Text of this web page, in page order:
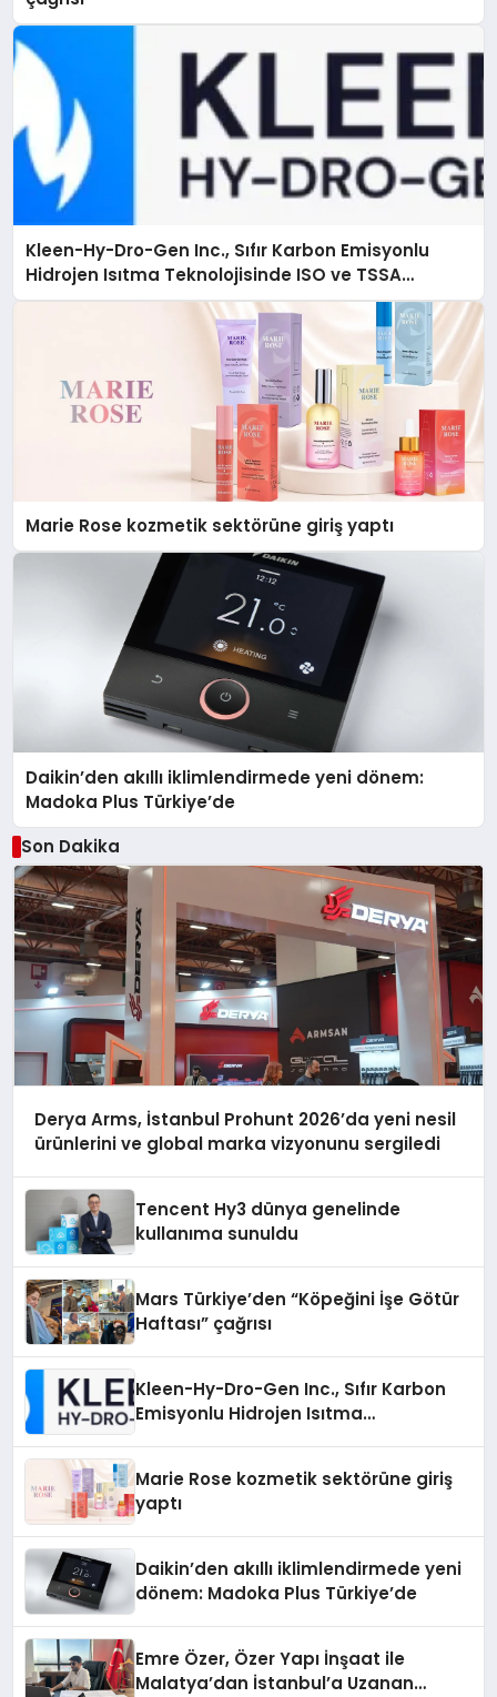
Kleen-Hy-Dro-Gen Inc., Sıfır Karbon Emisyonlu
Hidrojen Isıtma Teknolojisinde ISO ve TSSA
Düzenleyici Onaylarını Aldı
Marie Rose kozmetik sektörüne giriş yaptı
Daikin’den akıllı iklimlendirmede yeni dönem:
Madoka Plus Türkiye’de
Son Dakika
Derya Arms, İstanbul Prohunt 2026’da yeni nesil
ürünlerini ve global marka vizyonunu sergiledi
Tencent Hy3 dünya genelinde
kullanıma sunuldu
Mars Türkiye’den “Köpeğini İşe Götür
Haftası” çağrısı
Kleen-Hy-Dro-Gen Inc., Sıfır Karbon
Emisyonlu Hidrojen Isıtma
Marie Rose kozmetik sektörüne giriş
yaptı
Daikin’den akıllı iklimlendirmede yeni
dönem: Madoka Plus Türkiye’de
Emre Özer, Özer Yapı İnşaat ile
Malatya’dan İstanbul’a Uzanan